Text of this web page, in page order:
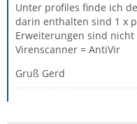
Unter profiles finde ich
darin enthalten sind 1 x
Erweiterungen sind
Virenscanner = AntiVir
Gruß Gerd